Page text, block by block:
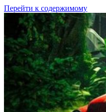
Перейти к содержимому